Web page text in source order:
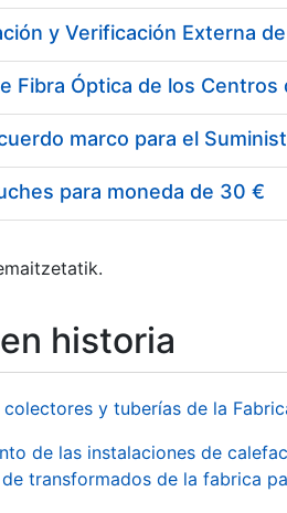
para moneda de 30 €
historia
y tuberías de la
de las instalaciones de
transformados de la fabrica